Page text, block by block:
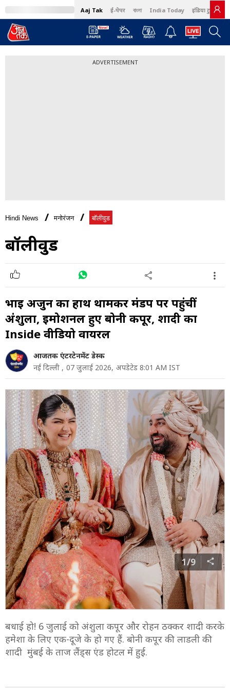
Aaj Tak ई-पेपर বাংলা India Today इंडिया टुडे हिंदी
ADVERTISEMENT
Hindi News मनोरंजन बॉलीवुड
बॉलीवुड
भाई अर्जुन का हाथ थामकर मंडप पर पहुंचीं
अंशुला, इमोशनल हुए बोनी कपूर, शादी का
Inside वीडियो वायरल
आजतक एंटरटेनमेंट डेस्क
नई दिल्ली , 07 जुलाई 2026, अपडेटेड 8:01 AM IST
1/9
बधाई हो! 6 जुलाई को अंशुला कपूर और रोहन ठक्कर शादी करके
हमेशा के लिए एक-दूजे के हो गए हैं. बोनी कपूर की लाडली की
शादी मुंबई के ताज लैंड्स एंड होटल में हुई.